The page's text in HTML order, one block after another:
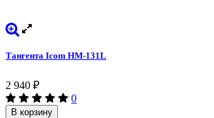
Тангента Icom HM-131L
2 940 ₽
0
В корзину